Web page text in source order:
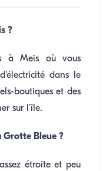
?
à Meis où vous
dans le
boutiques et des
sur l'île.
Grotte Bleue ?
étroite et peu